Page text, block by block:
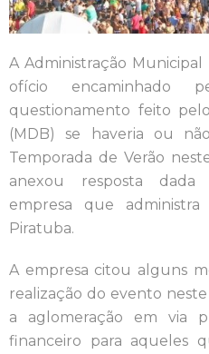
A Administração
ofício encaminhado
questionamento feito
(MDB) se haveria ou
Temporada de Verão
anexou resposta dada
empresa que
Piratuba.
A empresa citou alguns
realização do evento
a aglomeração em via
financeiro para aqueles